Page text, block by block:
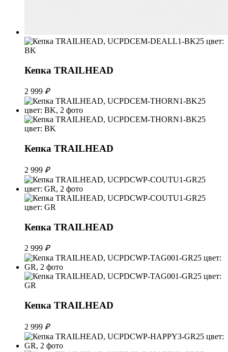
Кепка TRAILHEAD
2 999 ₽
Кепка TRAILHEAD
2 999 ₽
Кепка TRAILHEAD
2 999 ₽
Кепка TRAILHEAD
2 999 ₽